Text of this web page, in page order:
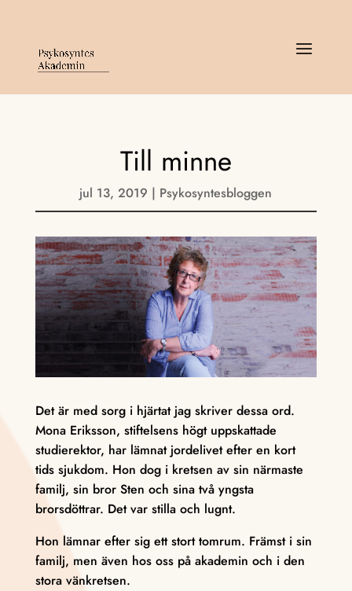
Till minne
jul 13, 2019 | Psykosyntesbloggen
Det är med sorg i hjärtat jag skriver dessa ord.
Mona Eriksson, stiftelsens högt uppskattade
studierektor, har lämnat jordelivet efter en kort
tids sjukdom. Hon dog i kretsen av sin närmaste
familj, sin bror Sten och sina två yngsta
brorsdöttrar. Det var stilla och lugnt.
Hon lämnar efter sig ett stort tomrum. Främst i sin
familj, men även hos oss på akademin och i den
stora vänkretsen.